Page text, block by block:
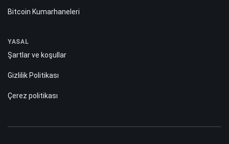
Bitcoin Kumarhaneleri
YASAL
Şartlar ve koşullar
Gizlilik Politikası
Çerez politikası